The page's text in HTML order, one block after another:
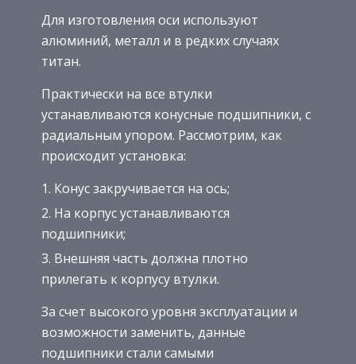
Для изготовления оси используют
алюминий, металл и в редких случаях
титан.
Практически на все втулки
устанавливаются конусные подшипники, с
радиальным упором. Рассмотрим, как
происходит установка:
Конус закручивается на ось;
На корпус устанавливаются
подшипники;
Внешняя часть должна плотно
прилегать к корпусу втулки.
За счет высокого уровня эксплуатации и
возможности заменить, данные
подшипники стали самыми